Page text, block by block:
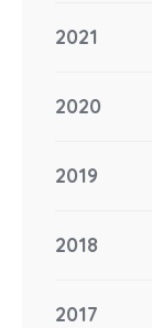
2021
2020
2019
2018
2017